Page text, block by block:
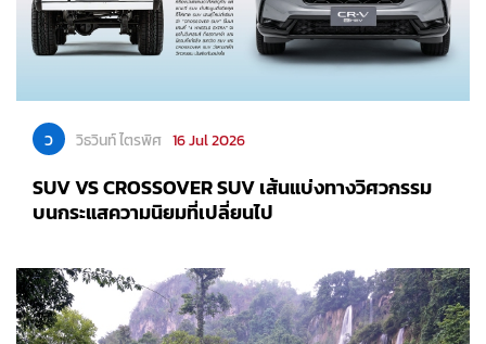
ว วิธวินท์ ไตรพิศ 16 Jul 2026
SUV VS CROSSOVER SUV เส้นแบ่งทางวิศวกรรม
บนกระแสความนิยมที่เปลี่ยนไป